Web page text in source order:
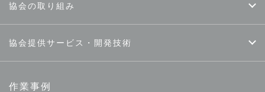
協会の取り組み
協会提供サービス・開発技術
作業事例